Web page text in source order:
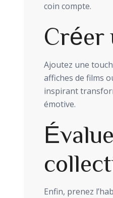
coin compte.
Créer
Ajoutez une
affiches de films
inspirant
émotive.
Enfin, prenez